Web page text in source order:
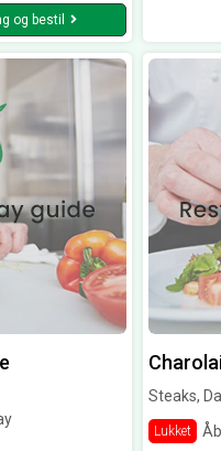
og bestil
Steaks,
Lukket